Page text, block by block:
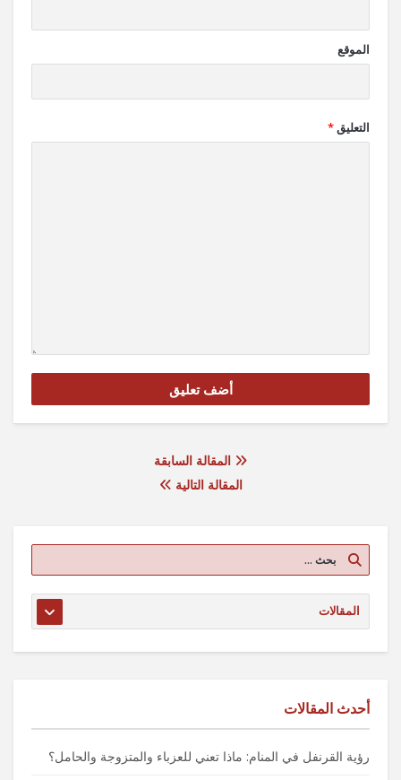
الموقع
التعليق*
المقالة السابقة
المقالة التالية
أحدث المقالات
رؤية القرنفل في المنام: ماذا تعني للعزباء والمتزوجة والحامل؟